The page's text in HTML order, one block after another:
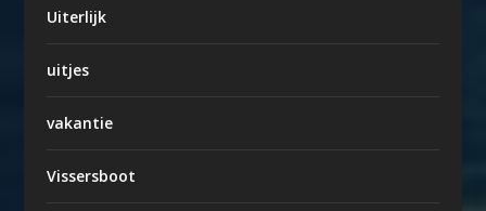
Uiterlijk
uitjes
vakantie
Vissersboot